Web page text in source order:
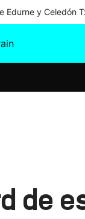
Edurne y Celedón
de